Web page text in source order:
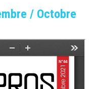
/ Octobre